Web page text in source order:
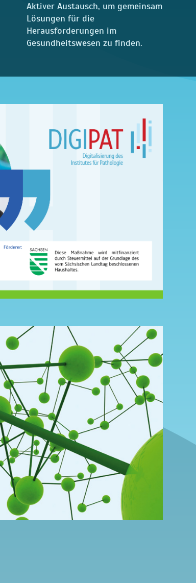
Aktiver Austausch, um gemeinsam
Lösungen für die
Herausforderungen im
Gesundheitswesen zu finden.